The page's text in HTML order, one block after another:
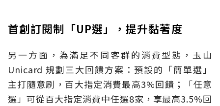
首創訂閱制「UP選」，提升黏著度
另一方面，為滿足不同客群的消費型態，玉山
Unicard 規劃三大回饋方案：預設的「簡單選」
主打隨意刷，百大指定消費最高3%回饋；「任意
選」可從百大指定消費中任選8家，享最高3.5%回